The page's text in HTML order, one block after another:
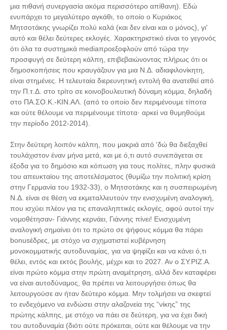
μια πιθανή συνεργασία ακόμα περισσότερο απίθανη). Εδώ
ενυπάρχει το μεγαλύτερο αγκάθι, το οποίο ο Κυριάκος
Μητσοτάκης γνωρίζει πολύ καλά (και δεν είναι και ο μόνος), γι'
αυτό και θέλει δεύτερες εκλογές. Χαρακτηριστικό είναι το γεγονός
ότι όλα τα συστημικά mediaπροεξοφλούν από τώρα την
προσφυγή σε δεύτερη κάλπη, επιβεβαιώνοντας πλήρως ότι οι
δημοσκοπήσεις που κραυγάζουν για μια Ν.Δ. αδιαφιλονίκητη,
είναι στημένες. Η τελευταία διερευνητική εντολή θα ανατεθεί από
την Π.τ.Δ. στο τρίτο σε κοινοβουλευτική δύναμη κόμμα, δηλαδή
στο ΠΑ.ΣΟ.Κ.-ΚΙΝ.ΑΛ. (από το οποίο δεν περιμένουμε τίποτα
και ούτε θέλουμε να περιμένουμε τίποτα· αρκεί να θυμηθούμε
την περίοδο 2012-2014).
Στην δεύτερη λοιπόν κάλπη, που μακριά από 'δώ θα διεξαχθεί
τουλάχιστον έναν μήνα μετά, και με ό,τι αυτό συνεπάγεται σε
έξοδα για το δημόσιο και κόπωση για τους πολίτες, πλην φυσικά
του απευκταίου της αποτελέσματος (θυμίζω την πολιτική κρίση
στην Γερμανία του 1932-33), ο Μητσοτάκης και η συσπειρωμένη
Ν.Δ. είναι σε θέση να εκμεταλλευτούν την ενισχυμένη αναλογική,
που ισχύει πλέον για τις επαναληπτικές εκλογές, αφού αυτοί την
νομοθέτησαν- Γιάννης κερνάει, Γιάννης πίνει! Ενισχυμένη
αναλογική σημαίνει ότι το πρώτο σε ψήφους κόμμα θα πάρει
bonusέδρες, με στόχο να σχηματιστεί κυβέρνηση
μονοκομματικής αυτοδυναμίας, για να ψηφίζει και να κάνει ό,τι
θέλει, εντός και εκτός βουλής, μέχρι και το 2027. Αν ο ΣΥ.ΡΙΖ.Α.
είναι πρώτο κόμμα στην πρώτη αναμέτρηση, αλλά δεν καταφέρει
να είναι αυτοδύναμος, θα πρέπει να λειτουργήσει όπως θα
λειτουργούσε αν ήταν δεύτερο κόμμα. Μην τολμήσει να σκεφτεί
το ενδεχόμενο να ενδώσει στην αλαζονεία της “νίκης” της
πρώτης κάλπης, με στόχο να πάει σε δεύτερη, για να έχει δική
του αυτοδυναμία (διότι ούτε πρόκειται, ούτε και θέλουμε να την